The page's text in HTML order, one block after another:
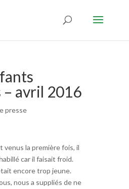
avril 2016
presse
venus la première fois, il
car il faisait froid.
encore trop jeune.
nous a suppliés de ne